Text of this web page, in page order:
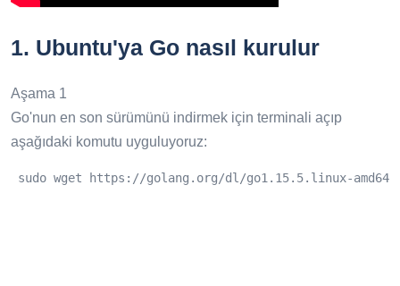
1. Ubuntu'ya Go nasıl kurulur
Aşama 1
Go'nun en son sürümünü indirmek için terminali açıp
aşağıdaki komutu uyguluyoruz:
sudo wget https://golang.org/dl/go1.15.5.linux-